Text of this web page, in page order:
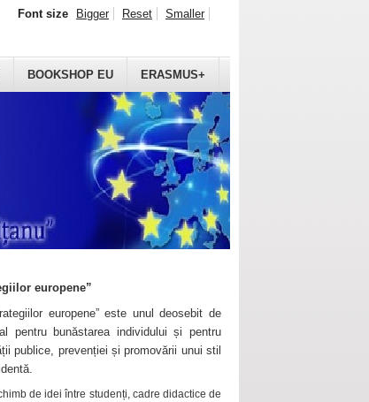
BOOKSHOP EU ERASMUS+
Font size Bigger Reset Smaller
europene”
europene” este unul deosebit de
pentru bunăstarea individului și pentru
publice, prevenției și promovării unui stil
de idei între studenți, cadre didactice de